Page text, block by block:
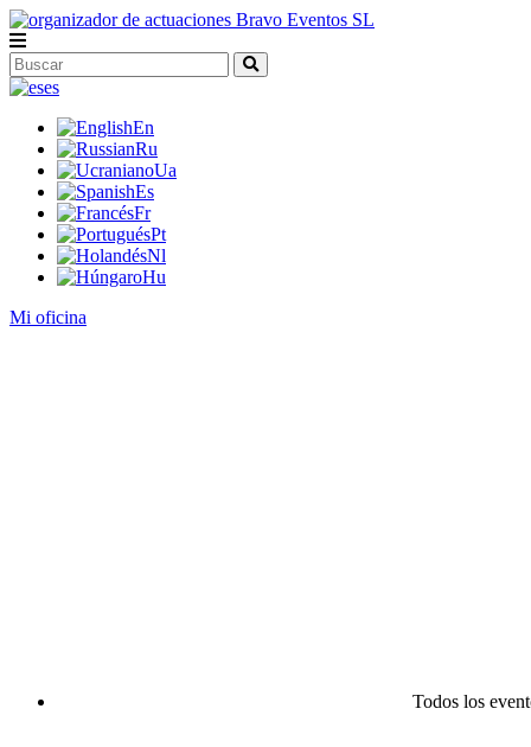
es
En
Ru
Ua
Es
Fr
Pt
Nl
Hu
Mi oficina
Todos los